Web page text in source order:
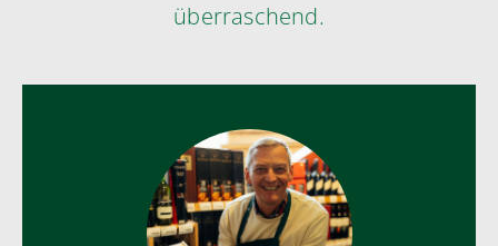
überraschend.